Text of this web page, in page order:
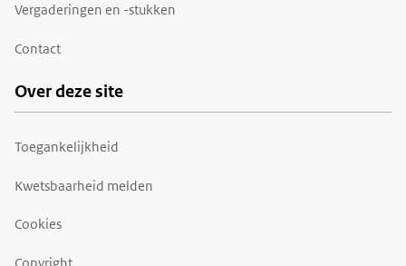
Vergaderingen en -stukken
Contact
Over deze site
Toegankelijkheid
Kwetsbaarheid melden
Cookies